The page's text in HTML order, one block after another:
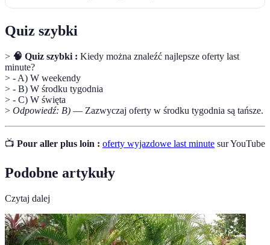
Quiz szybki
> 🧠 Quiz szybki : Kiedy można znaleźć najlepsze oferty last
minute?
> - A) W weekendy
> - B) W środku tygodnia
> - C) W święta
> Odpowiedź: B) — Zazwyczaj oferty w środku tygodnia są tańsze.
📺 Pour aller plus loin : oferty wyjazdowe last minute sur YouTube
Podobne artykuły
Czytaj dalej